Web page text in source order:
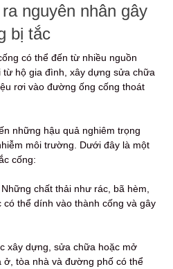
nguyên nhân gây
bị tắc
có thể đến từ nhiều nguồn
từ hộ gia đình, xây dựng sửa chữa
rơi vào đường ống cống thoát
những hậu quả nghiêm trọng
môi trường. Dưới đây là một
cống:
Những chất thải như rác, bã hèm,
thể dính vào thành cống và gây
xây dựng, sửa chữa hoặc mở
ở, tòa nhà và đường phố có thể